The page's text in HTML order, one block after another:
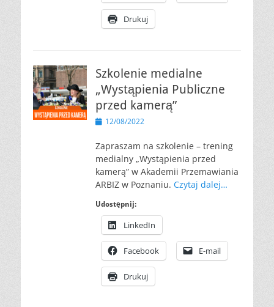
Drukuj
Szkolenie medialne
„Wystąpienia Publiczne
przed kamerą”
Opublikowano
12/08/2022
Zapraszam na szkolenie – trening
medialny „Wystąpienia przed
kamerą” w Akademii Przemawiania
ARBIZ w Poznaniu. Czytaj dalej…
Udostępnij:
LinkedIn
Facebook E-mail
Drukuj